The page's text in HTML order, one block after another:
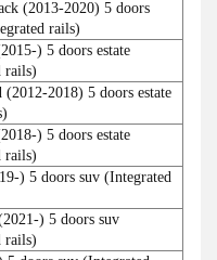
(2013-2020) 5 doors
rails)
) 5 doors estate
rails)
2018) 5 doors estate
) 5 doors estate
rails)
) 5 doors suv (Integrated
) 5 doors suv
rails)